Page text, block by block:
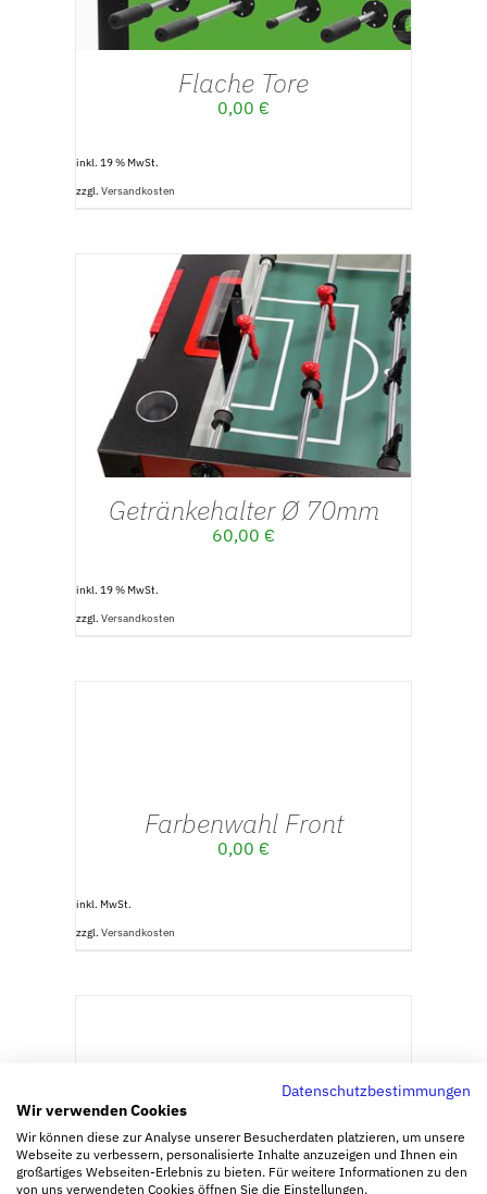
Flache Tore
0,00 €
inkl. 19 % MwSt.
zzgl. Versandkosten
IN DEN WARENKORB / DETAILS
Getränkehalter Ø 70mm
60,00 €
inkl. 19 % MwSt.
zzgl. Versandkosten
Farbenwahl Front
0,00 €
inkl. MwSt.
zzgl. Versandkosten
Feinjustierbare Beine
45,00€
Datenschutzbestimmungen
Wir verwenden Cookies
Wir können diese zur Analyse unserer Besucherdaten platzieren, um unsere
Webseite zu verbessern, personalisierte Inhalte anzuzeigen und Ihnen ein
großartiges Webseiten-Erlebnis zu bieten. Für weitere Informationen zu den
von uns verwendeten Cookies öffnen Sie die Einstellungen.